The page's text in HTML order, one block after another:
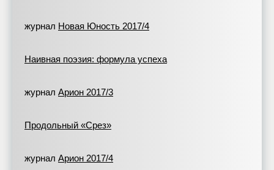
журнал Новая Юность 2017/4
Наивная поэзия: формула успеха
журнал Арион 2017/3
Продольный «Срез»
журнал Арион 2017/4